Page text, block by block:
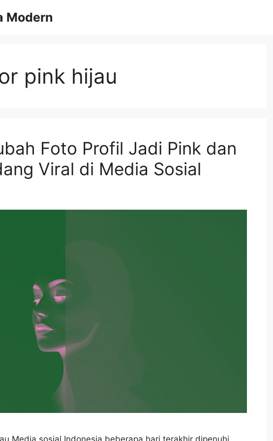
Modern
pink hijau
Foto Profil Jadi Pink dan
Viral di Media Sosial